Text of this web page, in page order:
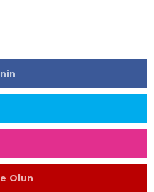
Olun